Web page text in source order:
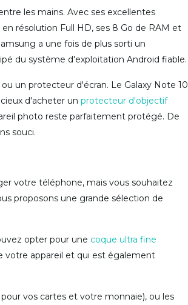
les mains. Avec ses excellentes
résolution Full HD, ses 8 Go de RAM et
a une fois de plus sorti un
du système d'exploitation Android fiable.
un protecteur d'écran. Le Galaxy Note 10
d'acheter un protecteur d'objectif
photo reste parfaitement protégé. De
souci.
votre téléphone, mais vous souhaitez
proposons une grande sélection de
opter pour une coque ultra fine
votre appareil et qui est également
vos cartes et votre monnaie), ou les